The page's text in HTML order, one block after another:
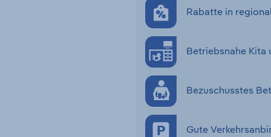
Rabatte in
Betriebsnahe Kita
Bezuschusstes
Gute